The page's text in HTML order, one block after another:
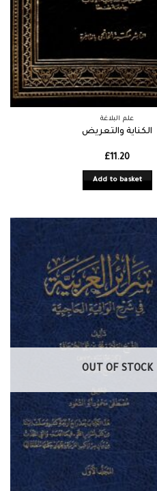
علم البلاغة
الكناية والتعريض
£11.20
Add to basket
OUT OF STOCK